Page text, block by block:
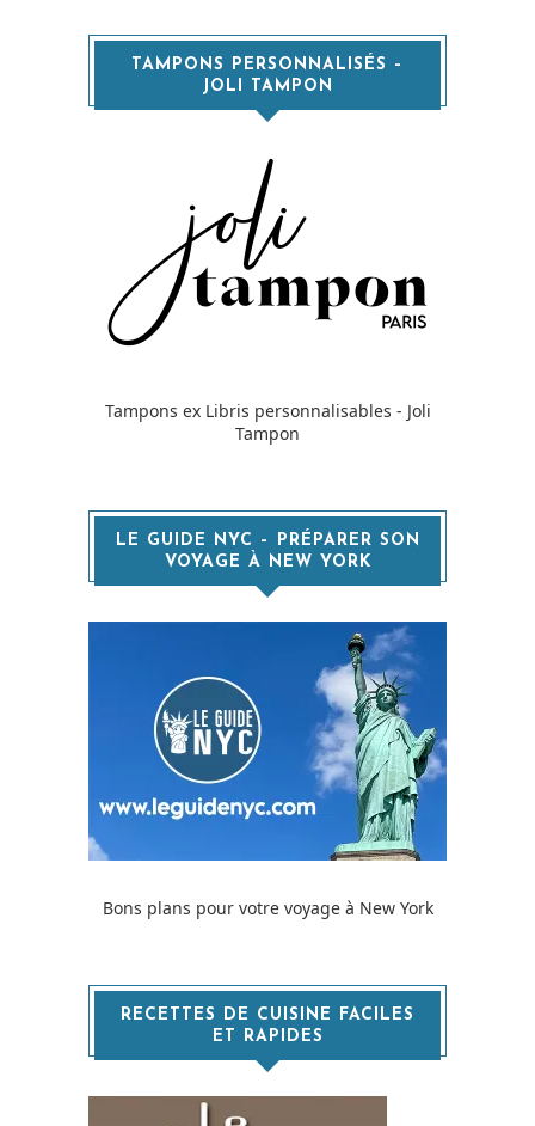
TAMPONS PERSONNALISÉS –
JOLI TAMPON
Tampons ex Libris personnalisables - Joli
Tampon
LE GUIDE NYC – PRÉPARER SON
VOYAGE À NEW YORK
Bons plans pour votre voyage à New York
RECETTES DE CUISINE FACILES
ET RAPIDES